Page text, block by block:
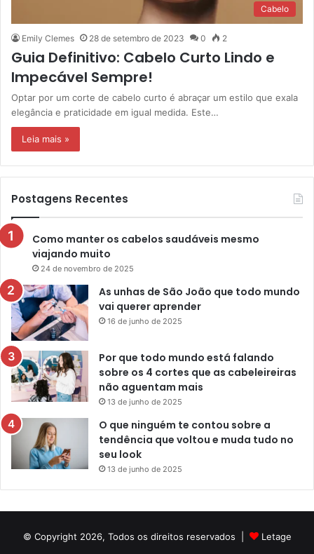
Cabelo
Emily Clemes 28 de setembro de 2023 0 2
Guia Definitivo: Cabelo Curto Lindo e
Impecável Sempre!
Optar por um corte de cabelo curto é abraçar um estilo que exala
elegância e praticidade em igual medida. Este…
Leia mais »
Postagens Recentes
Como manter os cabelos saudáveis mesmo
viajando muito
24 de novembro de 2025
As unhas de São João que todo mundo
vai querer aprender
16 de junho de 2025
Por que todo mundo está falando
sobre os 4 cortes que as cabeleireiras
não aguentam mais
13 de junho de 2025
O que ninguém te contou sobre a
tendência que voltou e muda tudo no
seu look
13 de junho de 2025
© Copyright 2026, Todos os direitos reservados |
Letage